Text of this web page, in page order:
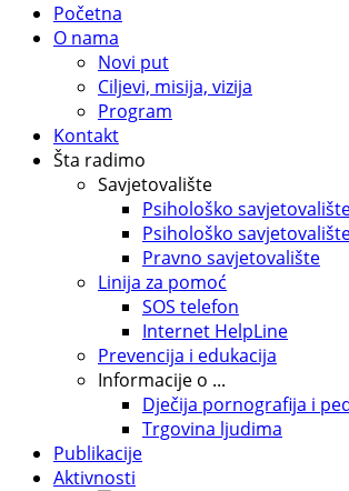
Početna
O nama
Novi put
Ciljevi, misija, vizija
Program
Kontakt
Šta radimo
Savjetovalište
Psihološko
Psihološko
Pravno savjetovalište
Linija za pomoć
SOS telefon
Internet HelpLine
Prevencija i edukacija
Informacije o ...
Dječija pornografija i
Trgovina ljudima
Publikacije
Aktivnosti